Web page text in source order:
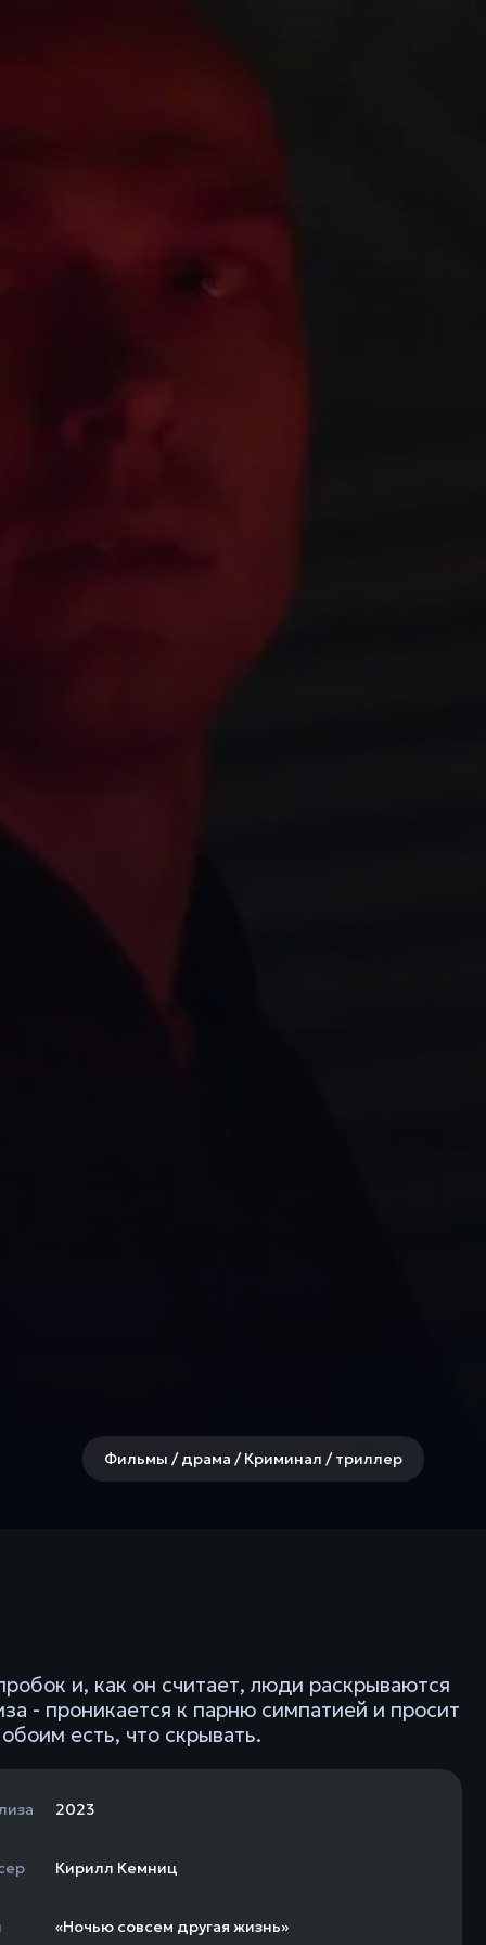
Фильмы / драма / Криминал / триллер
и, как он считает, люди раскрываются
- проникается к парню симпатией и просит
есть, что скрывать.
2023
Кирилл Кемниц
«Ночью совсем другая жизнь»